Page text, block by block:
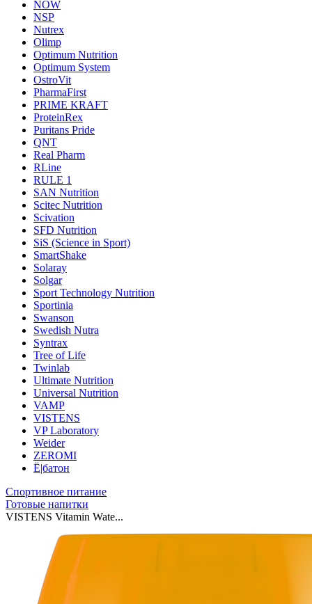
NOW
NSP
Nutrex
Olimp
Optimum Nutrition
Optimum System
OstroVit
PharmaFirst
PRIME KRAFT
ProteinRex
Puritans Pride
QNT
Real Pharm
RLine
RULE 1
SAN Nutrition
Scitec Nutrition
Scivation
SFD Nutrition
SiS (Science in Sport)
SmartShake
Solaray
Solgar
Sport Technology Nutrition
Sportinia
Swanson
Swedish Nutra
Syntrax
Tree of Life
Twinlab
Ultimate Nutrition
Universal Nutrition
VAMP
VISTENS
VP Laboratory
Weider
ZEROMI
Ё|батон
Спортивное питание
Готовые напитки
VISTENS Vitamin Wate...